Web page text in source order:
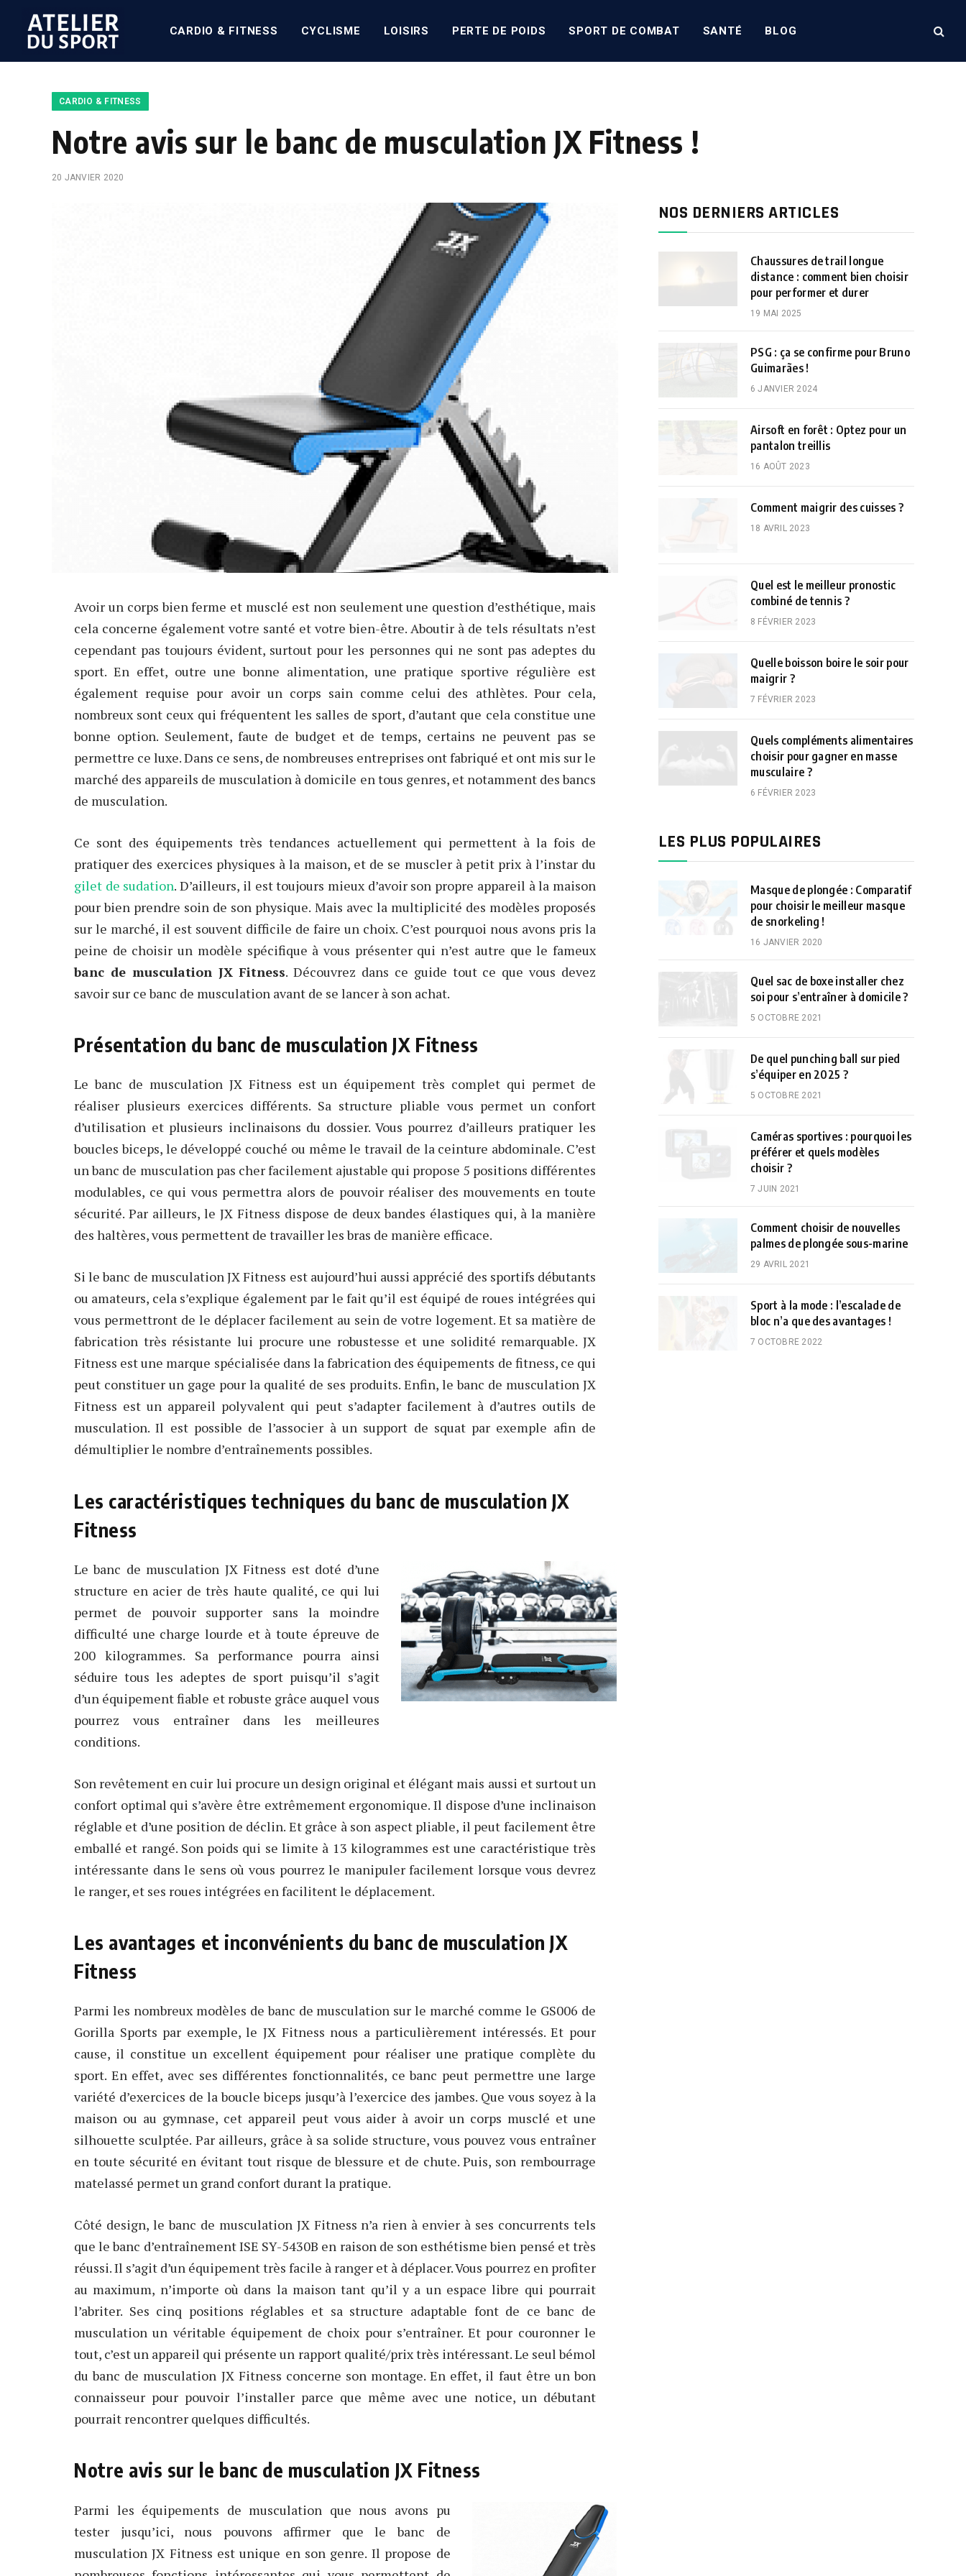
CARDIO & FITNESS CYCLISME LOISIRS PERTE DE POIDS SPORT DE COMBAT SANTÉ BLOG
CARDIO & FITNESS
Notre avis sur le banc de musculation JX Fitness !
20 JANVIER 2020
Avoir un corps bien ferme et musclé est non seulement une question d’esthétique, mais
cela concerne également votre santé et votre bien-être. Aboutir à de tels résultats n’est
cependant pas toujours évident, surtout pour les personnes qui ne sont pas adeptes du
sport. En effet, outre une bonne alimentation, une pratique sportive régulière est
également requise pour avoir un corps sain comme celui des athlètes. Pour cela,
nombreux sont ceux qui fréquentent les salles de sport, d’autant que cela constitue une
bonne option. Seulement, faute de budget et de temps, certains ne peuvent pas se
permettre ce luxe. Dans ce sens, de nombreuses entreprises ont fabriqué et ont mis sur le
marché des appareils de musculation à domicile en tous genres, et notamment des bancs
de musculation.
Ce sont des équipements très tendances actuellement qui permettent à la fois de
pratiquer des exercices physiques à la maison, et de se muscler à petit prix à l’instar du
gilet de sudation. D’ailleurs, il est toujours mieux d’avoir son propre appareil à la maison
pour bien prendre soin de son physique. Mais avec la multiplicité des modèles proposés
sur le marché, il est souvent difficile de faire un choix. C’est pourquoi nous avons pris la
peine de choisir un modèle spécifique à vous présenter qui n’est autre que le fameux
banc de musculation JX Fitness. Découvrez dans ce guide tout ce que vous devez
savoir sur ce banc de musculation avant de se lancer à son achat.
Présentation du banc de musculation JX Fitness
Le banc de musculation JX Fitness est un équipement très complet qui permet de
réaliser plusieurs exercices différents. Sa structure pliable vous permet un confort
d’utilisation et plusieurs inclinaisons du dossier. Vous pourrez d’ailleurs pratiquer les
boucles biceps, le développé couché ou même le travail de la ceinture abdominale. C’est
un banc de musculation pas cher facilement ajustable qui propose 5 positions différentes
modulables, ce qui vous permettra alors de pouvoir réaliser des mouvements en toute
sécurité. Par ailleurs, le JX Fitness dispose de deux bandes élastiques qui, à la manière
des haltères, vous permettent de travailler les bras de manière efficace.
Si le banc de musculation JX Fitness est aujourd’hui aussi apprécié des sportifs débutants
ou amateurs, cela s’explique également par le fait qu’il est équipé de roues intégrées qui
vous permettront de le déplacer facilement au sein de votre logement. Et sa matière de
fabrication très résistante lui procure une robustesse et une solidité remarquable. JX
Fitness est une marque spécialisée dans la fabrication des équipements de fitness, ce qui
peut constituer un gage pour la qualité de ses produits. Enfin, le banc de musculation JX
Fitness est un appareil polyvalent qui peut s’adapter facilement à d’autres outils de
musculation. Il est possible de l’associer à un support de squat par exemple afin de
démultiplier le nombre d’entraînements possibles.
Les caractéristiques techniques du banc de musculation JX
Fitness
Le banc de musculation JX Fitness est doté d’une
structure en acier de très haute qualité, ce qui lui
permet de pouvoir supporter sans la moindre
difficulté une charge lourde et à toute épreuve de
200 kilogrammes. Sa performance pourra ainsi
séduire tous les adeptes de sport puisqu’il s’agit
d’un équipement fiable et robuste grâce auquel vous
pourrez vous entraîner dans les meilleures
conditions.
Son revêtement en cuir lui procure un design original et élégant mais aussi et surtout un
confort optimal qui s’avère être extrêmement ergonomique. Il dispose d’une inclinaison
réglable et d’une position de déclin. Et grâce à son aspect pliable, il peut facilement être
emballé et rangé. Son poids qui se limite à 13 kilogrammes est une caractéristique très
intéressante dans le sens où vous pourrez le manipuler facilement lorsque vous devrez
le ranger, et ses roues intégrées en facilitent le déplacement.
Les avantages et inconvénients du banc de musculation JX
Fitness
Parmi les nombreux modèles de banc de musculation sur le marché comme le GS006 de
Gorilla Sports par exemple, le JX Fitness nous a particulièrement intéressés. Et pour
cause, il constitue un excellent équipement pour réaliser une pratique complète du
sport. En effet, avec ses différentes fonctionnalités, ce banc peut permettre une large
variété d’exercices de la boucle biceps jusqu’à l’exercice des jambes. Que vous soyez à la
maison ou au gymnase, cet appareil peut vous aider à avoir un corps musclé et une
silhouette sculptée. Par ailleurs, grâce à sa solide structure, vous pouvez vous entraîner
en toute sécurité en évitant tout risque de blessure et de chute. Puis, son rembourrage
matelassé permet un grand confort durant la pratique.
Côté design, le banc de musculation JX Fitness n’a rien à envier à ses concurrents tels
que le banc d’entraînement ISE SY-5430B en raison de son esthétisme bien pensé et très
réussi. Il s’agit d’un équipement très facile à ranger et à déplacer. Vous pourrez en profiter
au maximum, n’importe où dans la maison tant qu’il y a un espace libre qui pourrait
l’abriter. Ses cinq positions réglables et sa structure adaptable font de ce banc de
musculation un véritable équipement de choix pour s’entraîner. Et pour couronner le
tout, c’est un appareil qui présente un rapport qualité/prix très intéressant. Le seul bémol
du banc de musculation JX Fitness concerne son montage. En effet, il faut être un bon
connaisseur pour pouvoir l’installer parce que même avec une notice, un débutant
pourrait rencontrer quelques difficultés.
Notre avis sur le banc de musculation JX Fitness
Parmi les équipements de musculation que nous avons pu
tester jusqu’ici, nous pouvons affirmer que le banc de
musculation JX Fitness est unique en son genre. Il propose de
NOS DERNIERS ARTICLES
Chaussures de trail longue
distance : comment bien choisir
pour performer et durer
19 MAI 2025
PSG : ça se confirme pour Bruno
Guimarães !
6 JANVIER 2024
Airsoft en forêt : Optez pour un
pantalon treillis
16 AOÛT 2023
Comment maigrir des cuisses ?
18 AVRIL 2023
Quel est le meilleur pronostic
combiné de tennis ?
8 FÉVRIER 2023
Quelle boisson boire le soir pour
maigrir ?
7 FÉVRIER 2023
Quels compléments alimentaires
choisir pour gagner en masse
musculaire ?
6 FÉVRIER 2023
LES PLUS POPULAIRES
Masque de plongée : Comparatif
pour choisir le meilleur masque
de snorkeling !
16 JANVIER 2020
Quel sac de boxe installer chez
soi pour s’entraîner à domicile ?
5 OCTOBRE 2021
De quel punching ball sur pied
s’équiper en 2025 ?
5 OCTOBRE 2021
Caméras sportives : pourquoi les
préférer et quels modèles
choisir ?
7 JUIN 2021
Comment choisir de nouvelles
palmes de plongée sous-marine
29 AVRIL 2021
Sport à la mode : l’escalade de
bloc n’a que des avantages !
7 OCTOBRE 2022